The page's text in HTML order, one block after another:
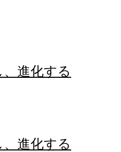
進化する
進化する